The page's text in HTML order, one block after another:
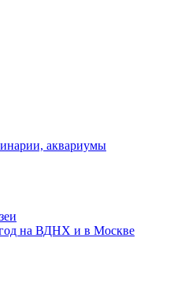
аквариумы
на ВДНХ и в Москве